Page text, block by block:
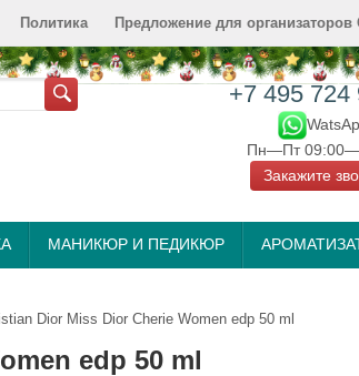
Политика Предложение для организаторов
+7 495 724
Пн—Пт
Закажите
МАНИКЮР И ПЕДИКЮР
Dior Miss Dior Cherie Women edp 50 ml
edp 50 ml